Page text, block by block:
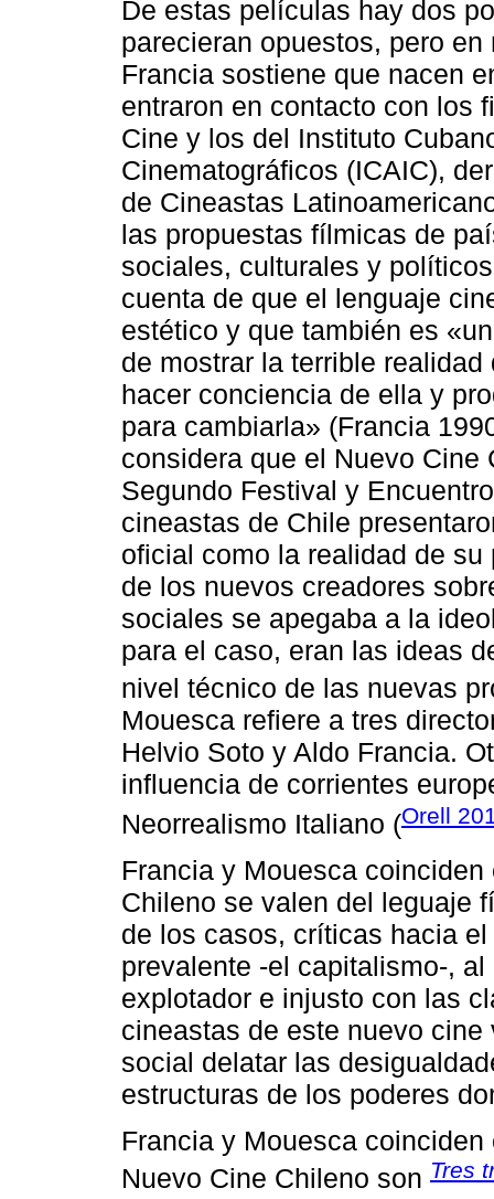
De estas películas hay dos
parecieran opuestos, pero
Francia sostiene que nacen
entraron en contacto con los
Cine y los del Instituto
Cinematográficos (ICAIC),
de Cineastas
las propuestas fílmicas de
sociales, culturales y
cuenta de que el lenguaje
estético y que también es
de mostrar la terrible
hacer conciencia de ella y
para cambiarla» (Francia
considera que el Nuevo
Segundo Festival y
cineastas de Chile
oficial como la realidad de
de los nuevos creadores
sociales se apegaba a la
para el caso, eran las ideas
nivel técnico de las nuevas
Mouesca refiere a tres
Helvio Soto y Aldo Francia.
influencia de corrientes
Neorrealismo Italiano (Orell
Francia y Mouesca
Chileno se valen del leguaje
de los casos, críticas hacia
prevalente -el capitalismo-,
explotador e injusto con las
cineastas de este nuevo
social delatar las
estructuras de los poderes
Francia y Mouesca
Nuevo Cine Chileno son Tres